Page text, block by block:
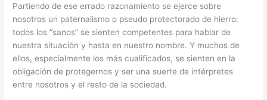
Partiendo de ese errado razonamiento se ejerce sobre
nosotros un paternalismo o pseudo protectorado de hierro:
todos los “sanos” se sienten competentes para hablar de
nuestra situación y hasta en nuestro nombre. Y muchos de
ellos, especialmente los más cualificados, se sienten en la
obligación de protegernos y ser una suerte de intérpretes
entre nosotros y el resto de la sociedad.